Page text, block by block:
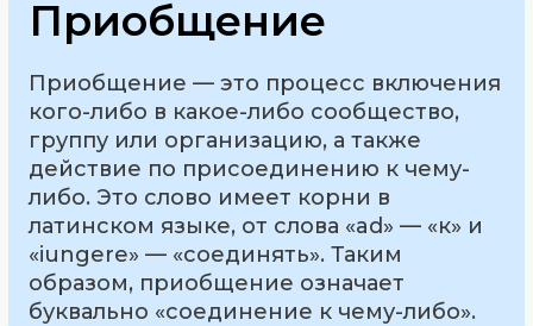
Приобщение
Приобщение — это процесс включения
кого-либо в какое-либо сообщество,
группу или организацию, а также
действие по присоединению к чему-
либо. Это слово имеет корни в
латинском языке, от слова «ad» — «к» и
«iungere» — «соединять». Таким
образом, приобщение означает
буквально «соединение к чему-либо».